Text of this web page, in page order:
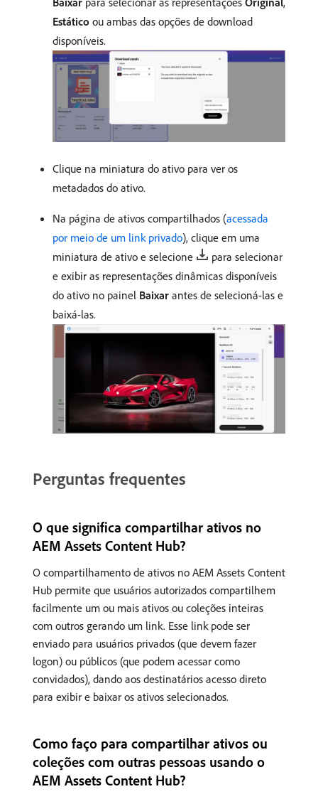
Estático ou ambas das opções de download
disponíveis.
Clique na miniatura do ativo para ver os
metadados do ativo.
Na página de ativos compartilhados (acessada
por meio de um link privado), clique em uma
miniatura de ativo e selecione
para selecionar
e exibir as representações dinâmicas disponíveis
do ativo no painel Baixar antes de selecioná-las e
baixá-las.
Perguntas frequentes
O que significa compartilhar ativos no
AEM Assets Content Hub?
O compartilhamento de ativos no AEM Assets Content
Hub permite que usuários autorizados compartilhem
facilmente um ou mais ativos ou coleções inteiras
com outros gerando um link. Esse link pode ser
enviado para usuários privados (que devem fazer
logon) ou públicos (que podem acessar como
convidados), dando aos destinatários acesso direto
para exibir e baixar os ativos selecionados.
Como faço para compartilhar ativos ou
coleções com outras pessoas usando o
AEM Assets Content Hub?